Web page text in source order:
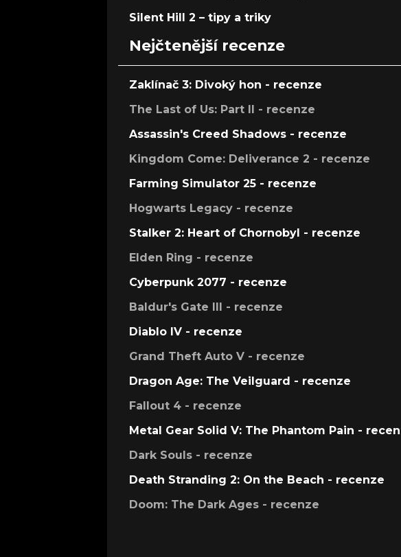
Silent Hill 2 – tipy a triky
Nejčtenější recenze
Zaklínač 3: Divoký hon - recenze
The Last of Us: Part II - recenze
Assassin's Creed Shadows - recenze
Kingdom Come: Deliverance 2 - recenze
Farming Simulator 25 - recenze
Hogwarts Legacy - recenze
Stalker 2: Heart of Chornobyl - recenze
Elden Ring - recenze
Cyberpunk 2077 - recenze
Baldur's Gate III - recenze
Diablo IV - recenze
Grand Theft Auto V - recenze
Dragon Age: The Veilguard - recenze
Fallout 4 - recenze
Metal Gear Solid V: The Phantom Pain -
Dark Souls - recenze
Death Stranding 2: On the Beach - recenze
Doom: The Dark Ages - recenze